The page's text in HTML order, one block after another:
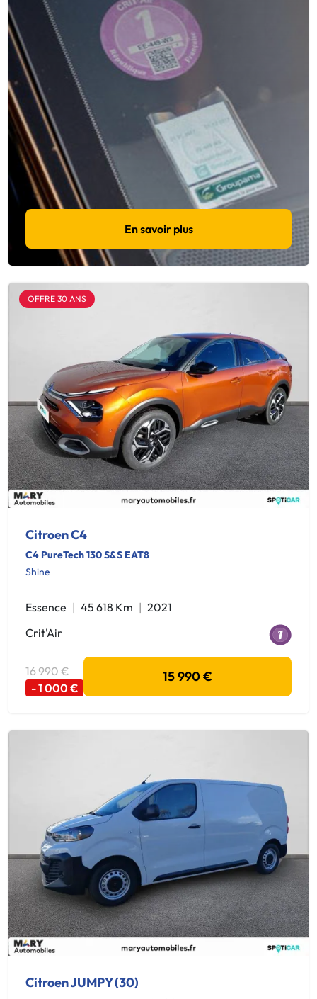
En savoir plus
OFFRE 30 ANS
Citroen C4
C4 PureTech 130 S&S EAT8
Shine
Essence 45 618 Km
2021
Crit'Air
16 990 €
- 1 000 €
15 990 €
Citroen JUMPY (30)